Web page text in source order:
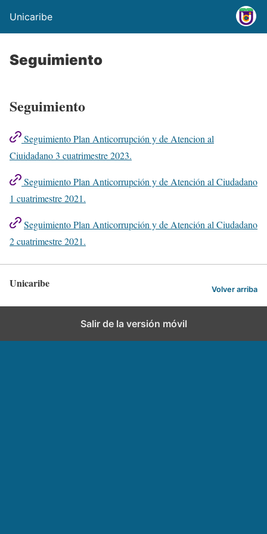
Unicaribe
Seguimiento
Seguimiento
Seguimiento Plan Anticorrupción y de Atencion al
Ciuidadano 3 cuatrimestre 2023.
Seguimiento Plan Anticorrupción y de Atención al Ciudadano
1 cuatrimestre 2021.
Seguimiento Plan Anticorrupción y de Atención al Ciudadano
2 cuatrimestre 2021.
Unicaribe Volver arriba
Salir de la versión móvil